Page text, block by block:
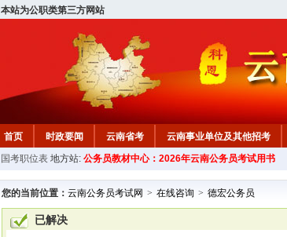
本站为公职类第三方网站
首页 时政要闻 云南省考 云南事业单位及其他招考
国考职位表 地方站: 公务员教材中心：2026年云南公务员考试用书
您的当前位置： 云南公务员考试网 > 在线咨询 > 德宏公务员
已解决